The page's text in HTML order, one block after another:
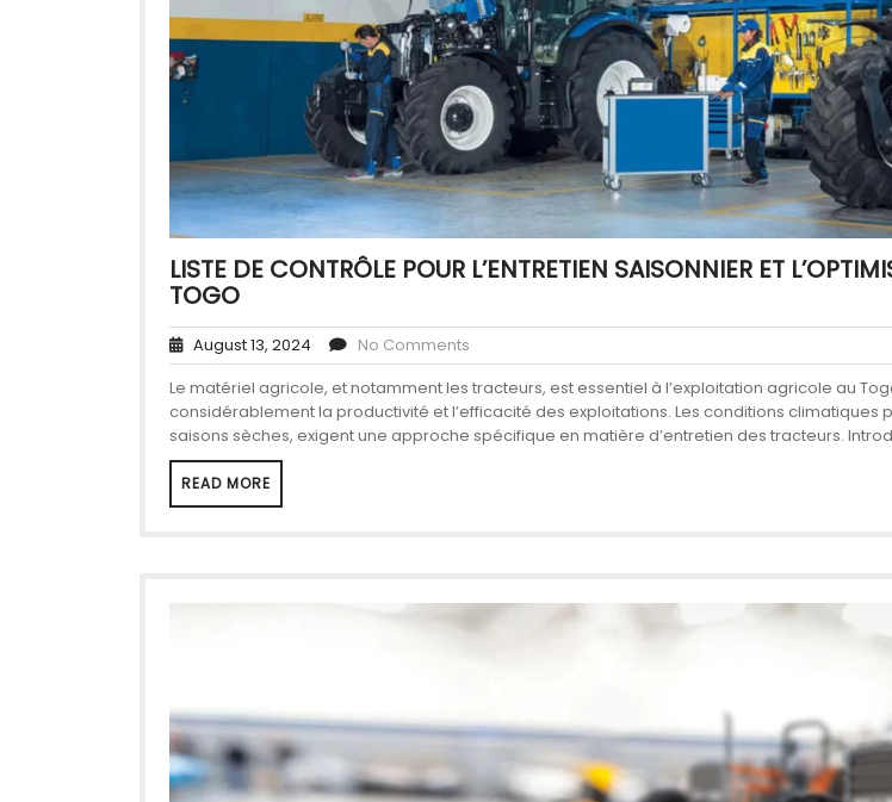
LISTE DE CONTRÔLE POUR L’ENTRETIEN SAISONNIER ET
TOGO
August 13, 2024
No Comments
Le matériel agricole, et notamment les tracteurs, est essentiel à l’exploitation agricole au
considérablement la productivité et l’efficacité des exploitations. Les conditions
saisons sèches, exigent une approche spécifique en matière d’entretien des tracteurs.
READ MORE